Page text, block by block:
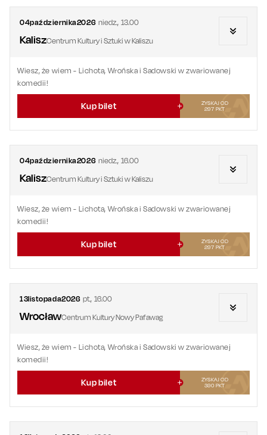
04października2026 niedz.,13.00
KaliszCentrum Kultury i Sztuki w Kaliszu
Wiesz, że wiem - Lichota, Wrońska i Sadowski w zwariowanej
komedii!
Kup bilet
ZYSKAJ OD
297 PKT
04października2026 niedz.,16.00
KaliszCentrum Kultury i Sztuki w Kaliszu
Wiesz, że wiem - Lichota, Wrońska i Sadowski w zwariowanej
komedii!
Kup bilet
ZYSKAJ OD
297 PKT
13listopada2026 pt.,16.00
WrocławCentrum Kultury Nowy Pafawag
Wiesz, że wiem - Lichota, Wrońska i Sadowski w zwariowanej
komedii!
Kup bilet
ZYSKAJ OD
390 PKT